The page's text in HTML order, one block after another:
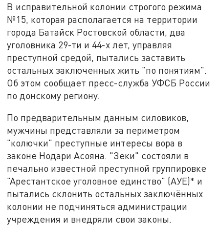
В исправительной колонии строгого режима
№15, которая располагается на территории
города Батайск Ростовской области, два
уголовника 29-ти и 44-х лет, управляя
преступной средой, пытались заставить
остальных заключенных жить "по понятиям".
Об этом сообщает пресс-служба УФСБ России
по донскому региону.
По предварительным данным силовиков,
мужчины представляли за периметром
"колючки" преступные интересы вора в
законе Нодари Асояна. "Зеки" состояли в
печально известной преступной группировке
"Арестантское уголовное единство" (АУЕ)* и
пытались склонить остальных заключённых
колонии не подчиняться администрации
учреждения и внедряли свои законы.